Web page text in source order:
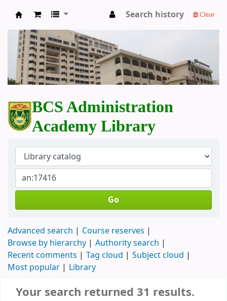
BCS Administration Academy Library
Search history Clear
BCS Administration
Academy Library
Go
Advanced search
Course reserves
Browse by hierarchy
Authority search
Recent comments
Tag cloud
Subject cloud
Most popular
Library
Your search returned 31 results.